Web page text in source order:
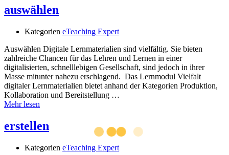
auswählen
Kategorien eTeaching Expert
Auswählen Digitale Lernmaterialien sind vielfältig. Sie bieten
zahlreiche Chancen für das Lehren und Lernen in einer
digitalisierten, schnelllebigen Gesellschaft, sind jedoch in ihrer
Masse mitunter nahezu erschlagend. Das Lernmodul Vielfalt
digitaler Lernmaterialien bietet anhand der Kategorien Produktion,
Kollaboration und Bereitstellung …
Mehr lesen
erstellen
Kategorien eTeaching Expert